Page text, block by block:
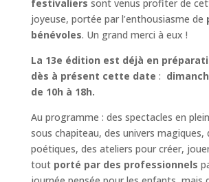
festivaliers sont venus profiter de
joyeuse, portée par l’enthousiasme de
bénévoles. Un grand merci à eux !
La 13e édition est déjà en
dès à présent cette date :
de 10h à 18h.
Au programme : des spectacles en
sous chapiteau, des univers magiques,
poétiques, des ateliers pour créer,
tout porté par des professionnels